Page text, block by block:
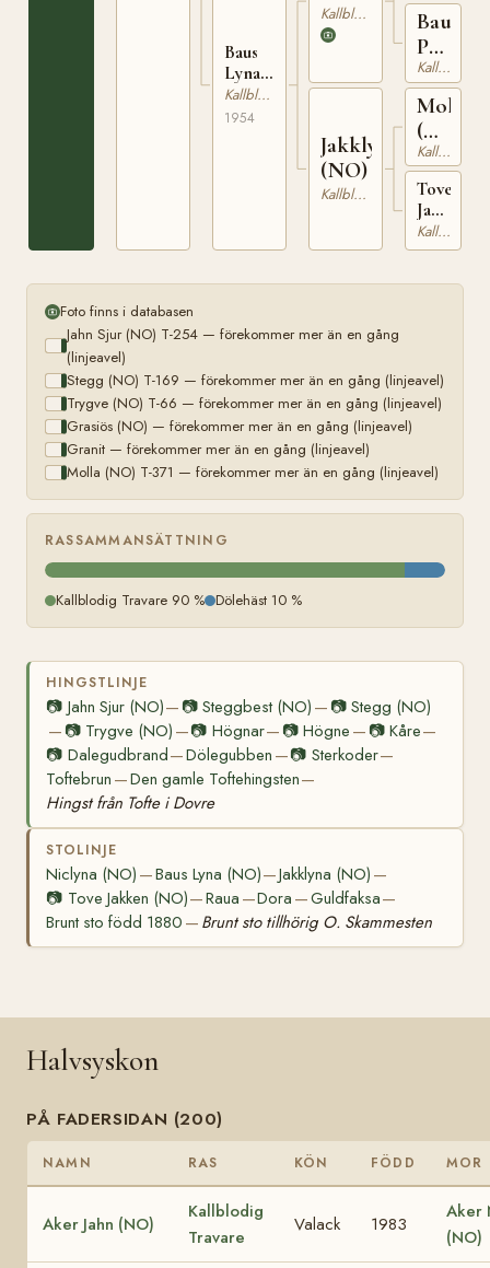
Baus
Lyna
(NO)
T-1641
Kallblodig Travare
1954
(NO)
T-211
Kallblodig Travare
Jakklyna
(NO)
Kallblodig Travare
169
Baus
Prinsa
(NO)
Kallblodig Travare
Molyn
(NO)
T-
150
Kallblodig Travare
Tove
Jakken
(NO)
T-
Kallblodig Travare
Foto finns i databasen
Jahn Sjur (NO) T-254 — förekommer mer än en gång
(linjeavel)
Stegg (NO) T-169 — förekommer mer än en gång (linjeavel)
Trygve (NO) T-66 — förekommer mer än en gång (linjeavel)
Grasiös (NO) — förekommer mer än en gång (linjeavel)
Granit — förekommer mer än en gång (linjeavel)
Molla (NO) T-371 — förekommer mer än en gång (linjeavel)
RASSAMMANSÄTTNING
Kallblodig Travare 90 % Dölehäst 10 %
HINGSTLINJE
📷 Jahn Sjur (NO)— 📷Steggbest (NO) — 📷 Stegg (NO)
— 📷 Trygve (NO) —📷 Högnar— 📷Högne — 📷 Kåre—
📷 Dalegudbrand—Dölegubben —📷 Sterkoder—
Toftebrun —Den gamle Toftehingsten—
Hingst från Tofte i Dovre
STOLINJE
Niclyna (NO) —Baus Lyna (NO)—Jakklyna (NO) —
📷 Tove Jakken (NO)—Raua —Dora —Guldfaksa—
Brunt sto född 1880 — Brunt sto tillhörig O. Skammesten
Halvsyskon
PÅ FADERSIDAN (200)
NAMN RAS KÖN FÖDD MOR
Aker Jahn (NO)
Kallblodig
Travare
Valack 1983
Aker
(NO)